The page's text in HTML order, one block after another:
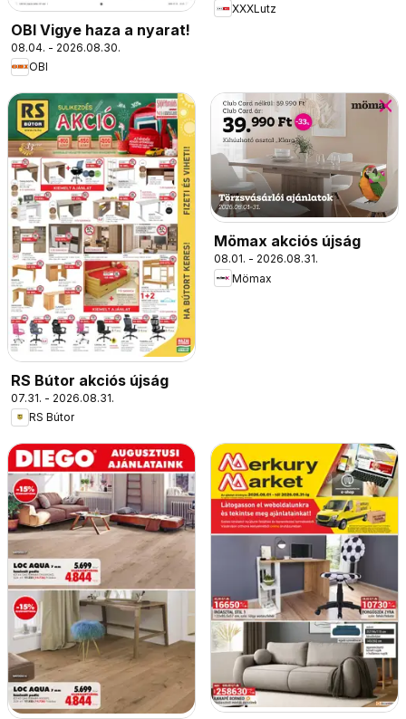
OBI Vigye haza a nyarat!
08.04. - 2026.08.30.
OBI
XXXLutz
RS Bútor akciós újság
07.31. - 2026.08.31.
RS Bútor
Mömax akciós újság
08.01. - 2026.08.31.
Mömax